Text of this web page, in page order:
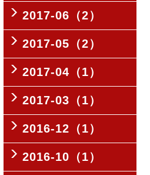
2017-06（2）
2017-05（2）
2017-04（1）
2017-03（1）
2016-12（1）
2016-10（1）